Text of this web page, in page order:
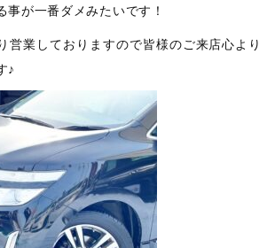
事が一番ダメみたいです！
営業しておりますので皆様のご来店心より
♪